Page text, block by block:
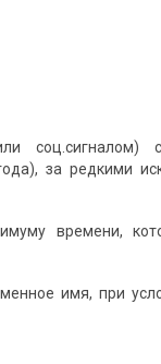
соц.сигналом)
за редкими
времени,
имя, при